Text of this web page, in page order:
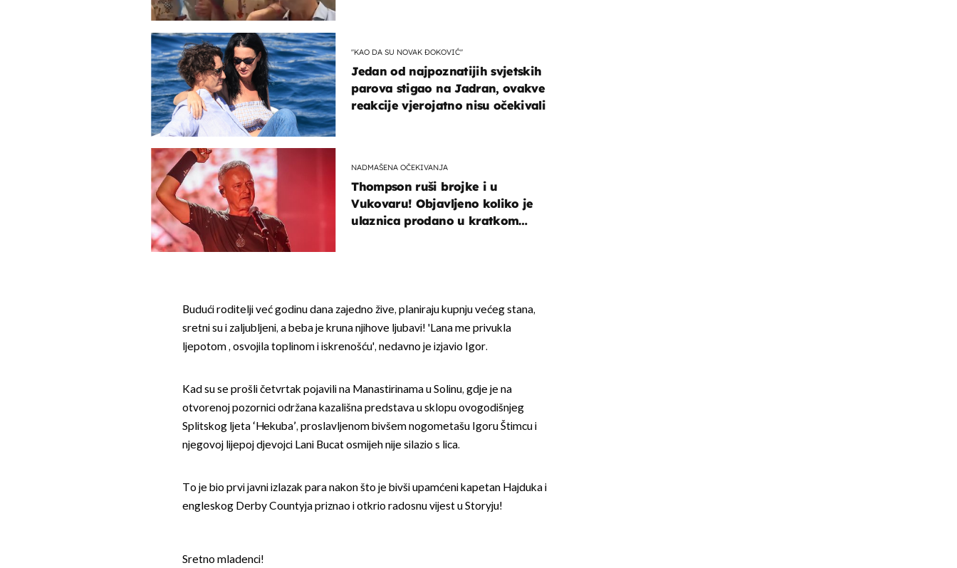
"KAO DA SU NOVAK ĐOKOVIĆ"
Jedan od najpoznatijih svjetskih
parova stigao na Jadran, ovakve
reakcije vjerojatno nisu očekivali
NADMAŠENA OČEKIVANJA
Thompson ruši brojke i u
Vukovaru! Objavljeno koliko je
ulaznica prodano u kratkom
Budući roditelji već godinu dana zajedno žive, planiraju kupnju većeg stana,
sretni su i zaljubljeni, a beba je kruna njihove ljubavi! 'Lana me privukla
ljepotom , osvojila toplinom i iskrenošću', nedavno je izjavio Igor.
Kad su se prošli četvrtak pojavili na Manastirinama u Solinu, gdje je na
otvorenoj pozornici održana kazališna predstava u sklopu ovogodišnjeg
Splitskog ljeta ‘Hekuba’, proslavljenom bivšem nogometašu Igoru Štimcu i
njegovoj lijepoj djevojci Lani Bucat osmijeh nije silazio s lica.
To je bio prvi javni izlazak para nakon što je bivši upamćeni kapetan Hajduka i
engleskog Derby Countyja priznao i otkrio radosnu vijest u Storyju!
Sretno mladenci!
OMOGUĆI OBAVIJESTI